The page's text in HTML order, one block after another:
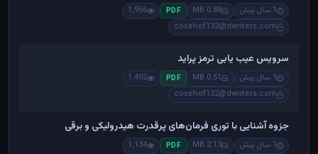
1 سال پیش 0.88 MB
PDF
1,956
cosehof132@dwriters.com
سرویس عیب یابی ترمز پراید
1 سال پیش 0.51 MB
PDF
1,492
cosehof132@dwriters.com
جزوه آشنایی با توری فرمان‌های پرقدرت هیدرولیکی و برقی
1 سال پیش 2.13 MB
PDF
1,134